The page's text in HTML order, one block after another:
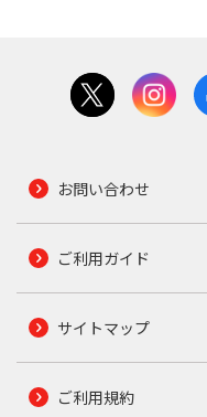
お問い合わせ
ご利用ガイド
サイトマップ
ご利用規約